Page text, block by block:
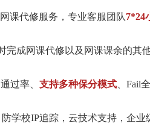
课代修服务，专业客服团队7*24
完成网课代修以及网课课余的其
过率、 支持多种保分模式 、Fail
学校IP追踪，云技术支持，企业